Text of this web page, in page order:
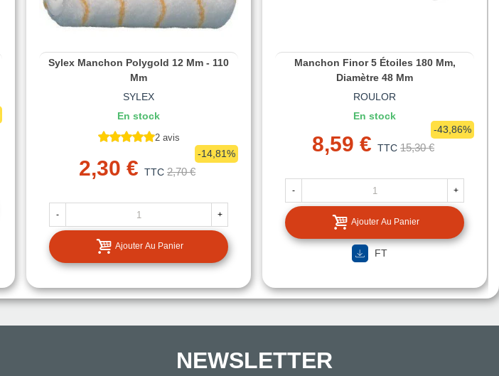
Sylex Manchon Polygold 12 Mm - 110
Mm
SYLEX
En stock
2 avis
2,30 € TTC 2,70 €
-14,81%
- +
Ajouter Au Panier
Manchon Finor 5 Étoiles 180 Mm,
Diamètre 48 Mm
ROULOR
En stock
8,59 € TTC 15,30 €
-43,86%
- +
Ajouter Au Panier
FT
NEWSLETTER